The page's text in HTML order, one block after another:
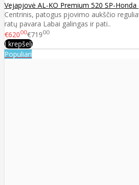
Vejapjovė AL-KO Premium 520 SP-Honda
Centrinis, patogus pjovimo aukščio
ratų pavara Labai galingas ir pati..
€62000€71900
Į krepšelį
Populiari